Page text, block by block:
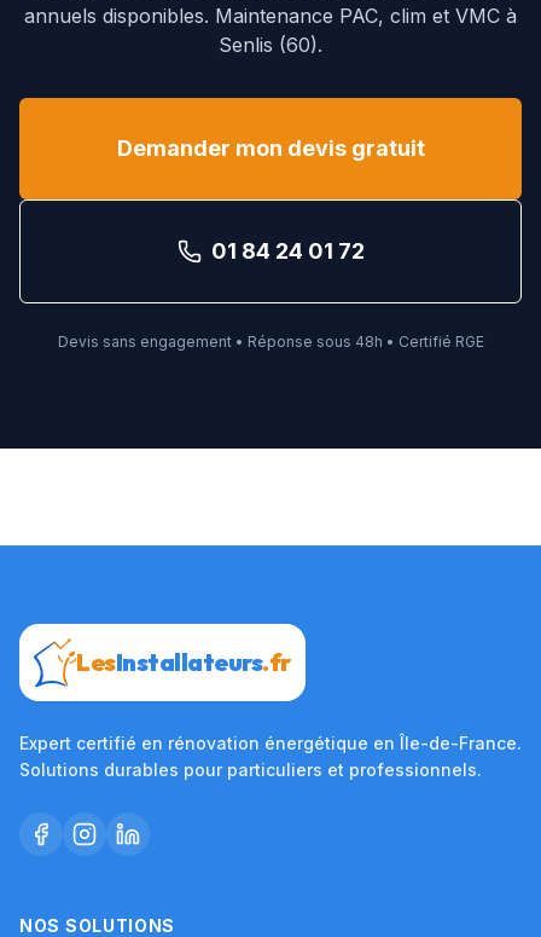
annuels disponibles. Maintenance PAC, clim et VMC à
Senlis (60).
Demander mon devis gratuit
01 84 24 01 72
Devis sans engagement • Réponse sous 48h • Certifié RGE
LesInstallateurs.fr
Expert certifié en rénovation énergétique en Île-de-France.
Solutions durables pour particuliers et professionnels.
NOS SOLUTIONS